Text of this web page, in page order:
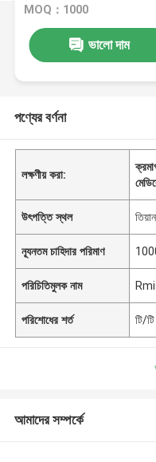
MOQ：1000
ভালো দাম
পণ্যের বর্ণনা
লক্ষণীয় করা:
উৎপত্তি স্থল
ন্যূনতম চাহিদার পরিমাণ
পরিচিতিমুলক নাম
পরিশোধের শর্ত টি/টি
আমাদের সম্পর্কে